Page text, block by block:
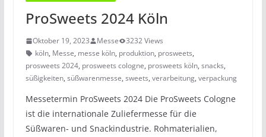
ProSweets 2024 Köln
Oktober 19, 2023 Messe
3232 Views
köln, Messe, messe köln, produktion, prosweets,
prosweets 2024, prosweets cologne, prosweets köln, snacks,
süßigkeiten, süßwarenmesse, sweets, verarbeitung, verpackung
Messetermin ProSweets 2024 Die ProSweets Cologne
ist die internationale Zuliefermesse für die
Süßwaren- und Snackindustrie. Rohmaterialien,